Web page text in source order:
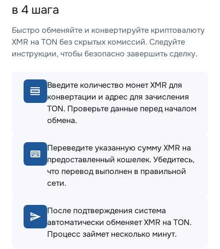
в 4 шага
Быстро обменяйте и конвертируйте криптовалюту
XMR на TON без скрытых комиссий. Следуйте
инструкции, чтобы безопасно завершить сделку.
Введите количество монет XMR для
конвертации и адрес для зачисления
TON. Проверьте данные перед началом
обмена.
Переведите указанную сумму XMR на
предоставленный кошелек. Убедитесь,
что перевод выполнен в правильной
сети.
После подтверждения система
автоматически обменяет XMR на TON.
Процесс займет несколько минут.